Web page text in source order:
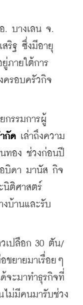
บางเลน จ.
สริฐ ซึ่งมีอายุ
ภายใต้การ
ครอบครัวกิจ
กรรมการผู้
กัด เล่าถึงความ
ทอง ช่วงก่อนปี
อบิดา มานัส กิจ
นิติศาสตร์
งบ้านและรับ
เปลือก 30 ตัน/
ขยายมาเรื่อยๆ
จะมาทำธุรกิจที่
ม่มีคนมารับช่วง